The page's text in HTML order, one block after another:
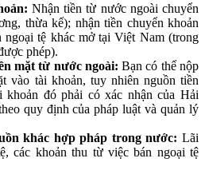
Nhận tiền từ nước ngoài chuyển
thừa kế); nhận tiền chuyển khoản
ngoại tệ khác mở tại Việt Nam (trong
phép).
mặt từ nước ngoài:Bạn có thể nộp
vào tài khoản, tuy nhiên nguồn tiền
khoản đó phải có xác nhận của Hải
quy định của pháp luật và quản lý
khác hợp pháp trong nước: Lãi
các khoản thu từ việc bán ngoại tệ